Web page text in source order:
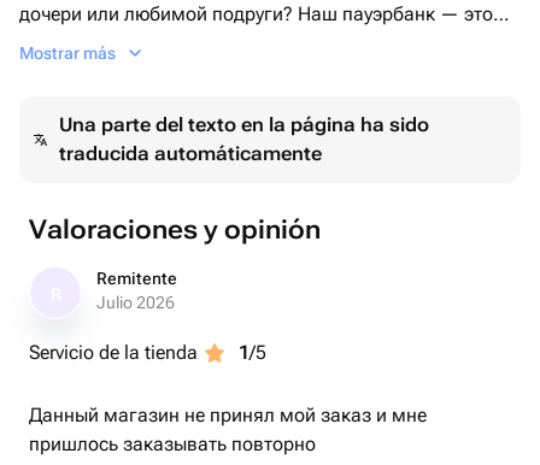
дочери или любимой подруги? Наш пауэрбанк — это
то, что вам нужно! Этот многофункциональный
красоте.
Основные характеристики:
который дополнит любой образ.
- Подходит для всех современных устройств с
поддержкой Type-C, Micro USB и Lightning.
- Компактный размер — легко помещается в кармане,
Удобство использования:
делает его идеальным для быстрого макияжа или
проверки внешнего вида при любом освещении. Яркая
Mostrar más
Una parte del texto en la página ha sido
traducida automáticamente
Valoraciones y opinión
Remitente
Julio 2026
Servicio de la tienda 1/5
Данный магазин не принял мой заказ и мне
пришлось заказывать повторно